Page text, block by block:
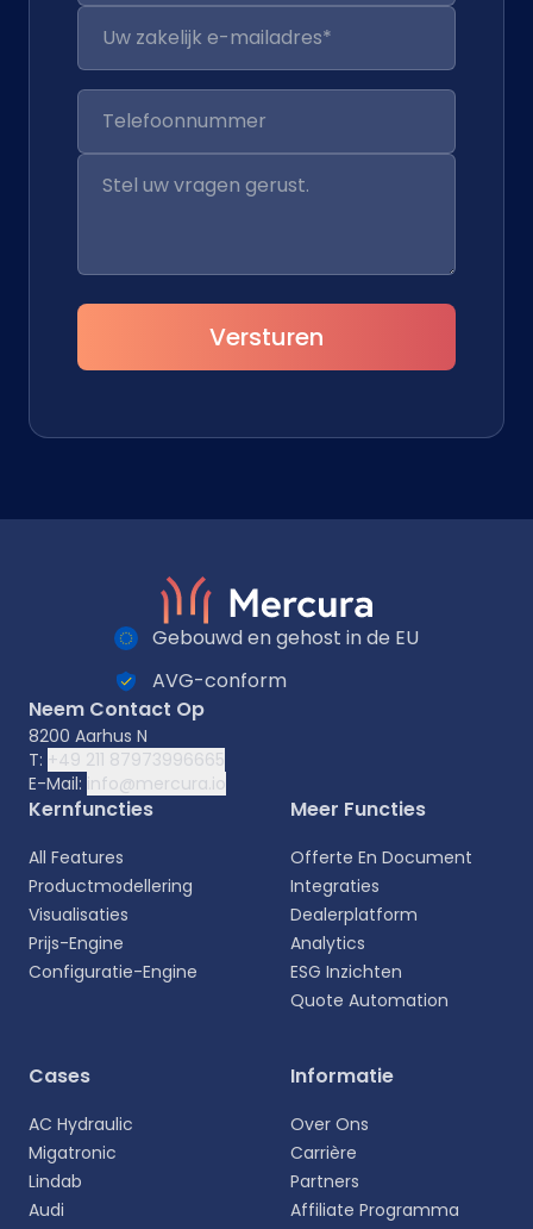
Selecteer uw taal
persoonlijke ervaring.
Versturen
Gebouwd en gehost in de EU
AVG-conform
Neem Contact Op
8200 Aarhus N
T: +49 211 87973996665
E-Mail: info@mercura.io
Kernfuncties
All Features
Productmodellering
Visualisaties
Prijs-Engine
Configuratie-Engine
Meer Functies
Offerte En Document
Integraties
Dealerplatform
Analytics
ESG Inzichten
Quote Automation
Cases
AC Hydraulic
Migatronic
Lindab
Audi
Informatie
Over Ons
Carrière
Partners
Affiliate Programma